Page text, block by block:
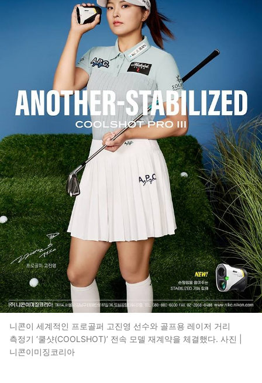
니콘이 세계적인 프로골퍼 고진영 선수와 골프용 레이저 거리
측정기 ‘쿨샷(COOLSHOT)’ 전속 모델 재계약을 체결했다. 사진 |
니콘이미징코리아